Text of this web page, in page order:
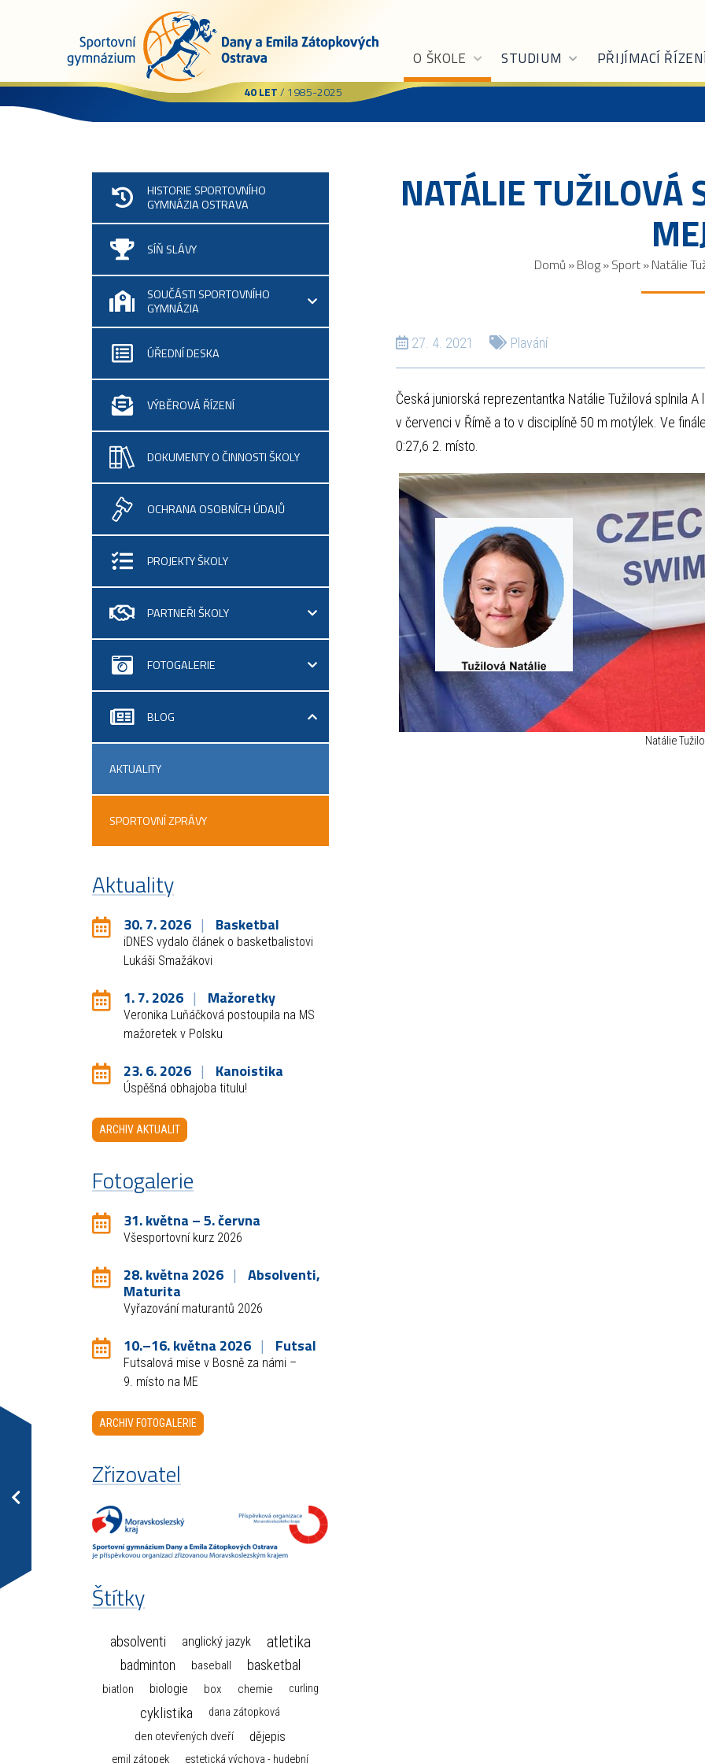
40 LET/ 1985-2025
O ŠKOLE STUDIUM PŘIJÍMACÍ
NATÁLIE
Domů »Blog»Sport»Natálie
27. 4. 2021 Plavání
Česká juniorská reprezentantka Natálie Tužilová splnila
v červenci v Římě a to v disciplíně 50 m motýlek. Ve
0:27,6 2. místo.
Natálie
HISTORIE SPORTOVNÍHO
GYMNÁZIA OSTRAVA
SÍŇ SLÁVY
SOUČÁSTI SPORTOVNÍHO
GYMNÁZIA
ÚŘEDNÍ DESKA
VÝBĚROVÁ ŘÍZENÍ
DOKUMENTY O ČINNOSTI ŠKOLY
OCHRANA OSOBNÍCH ÚDAJŮ
PROJEKTY ŠKOLY
PARTNEŘI ŠKOLY
FOTOGALERIE
BLOG
AKTUALITY
SPORTOVNÍ ZPRÁVY
Aktuality
30. 7. 2026 Basketbal
iDNES vydalo článek o basketbalistovi
Lukáši Smažákovi
1. 7. 2026 Mažoretky
Veronika Luňáčková postoupila na MS
mažoretek v Polsku
23. 6. 2026 Kanoistika
Úspěšná obhajoba titulu!
ARCHIV AKTUALIT
Fotogalerie
31. května – 5. června
Všesportovní kurz 2026
28. května 2026 Absolventi,
Maturita
Vyřazování maturantů 2026
10.–16. května 2026 Futsal
Futsalová mise v Bosně za námi –
9. místo na ME
ARCHIV FOTOGALERIE
Zřizovatel
Štítky
absolventi anglický jazyk atletika
badminton baseball basketbal
biatlon biologie box chemie curling
cyklistika dana zátopková
den otevřených dveří dějepis
emil zátopek estetická výchova - hudební